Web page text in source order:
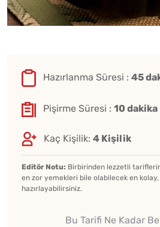
Hazırlanma Süresi : 45
Pişirme Süresi : 10 dakika
Kaç Kişilik: 4 Kişilik
Editör Notu: Birbirinden lezzetli
en zor yemekleri bile olabilecek en kolay,
hazırlayabilirsiniz.
Bu Tarifi Ne Kadar